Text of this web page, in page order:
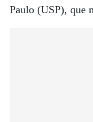
Paulo (USP), que